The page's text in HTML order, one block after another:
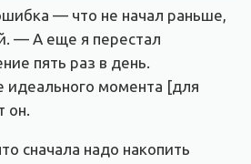
— что не начал раньше,
— А еще я перестал
пять раз в день.
идеального момента [для
он.
сначала надо накопить